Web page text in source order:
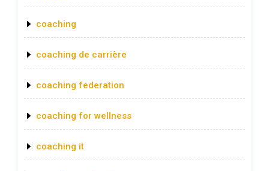
coaching
coaching de carrière
coaching federation
coaching for wellness
coaching it